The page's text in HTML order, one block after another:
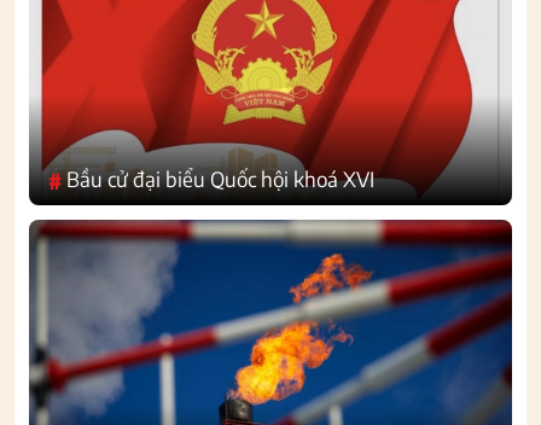
#Bầu cử đại biểu Quốc hội khoá XVI